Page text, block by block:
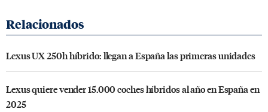
Lexus UX 250h híbrido: llegan a España las primeras unidades
Lexus quiere vender 15.000 coches híbridos al año en España en
2025